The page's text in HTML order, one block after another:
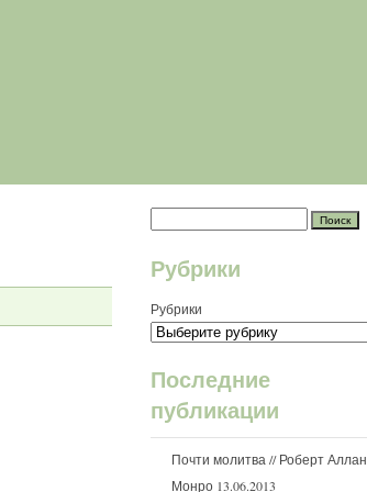
Рубрики
Рубрики
Последние
публикации
Почти молитва // Роберт Аллан
Монро 13.06.2013